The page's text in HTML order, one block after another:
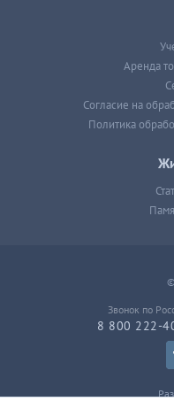
Аренда
Согласие на
Политика
Звонок по
8 800 222-